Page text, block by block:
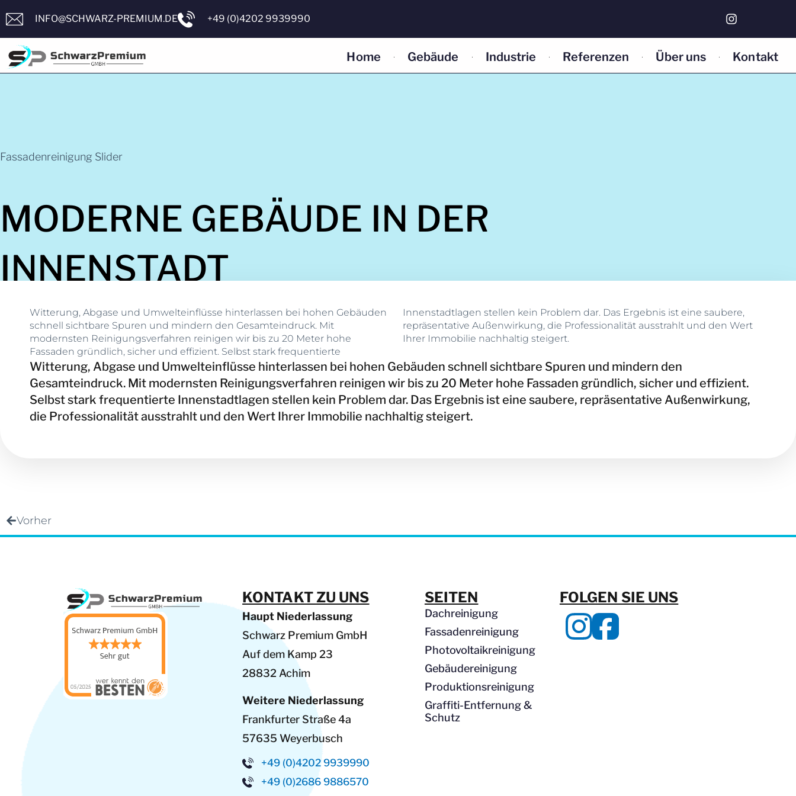
INFO@SCHWARZ-PREMIUM.DE +49 (0)4202 9939990
Home Gebäude Industrie Referenzen Über uns Kontakt
Fassadenreinigung Slider
MODERNE GEBÄUDE IN DER
INNENSTADT
Witterung, Abgase und Umwelteinflüsse hinterlassen bei hohen Gebäuden
schnell sichtbare Spuren und mindern den Gesamteindruck. Mit
modernsten Reinigungsverfahren reinigen wir bis zu 20 Meter hohe
Fassaden gründlich, sicher und effizient. Selbst stark frequentierte
Innenstadtlagen stellen kein Problem dar. Das Ergebnis ist eine saubere,
repräsentative Außenwirkung, die Professionalität ausstrahlt und den Wert
Ihrer Immobilie nachhaltig steigert.
Witterung, Abgase und Umwelteinflüsse hinterlassen bei hohen Gebäuden schnell sichtbare Spuren und mindern den
Gesamteindruck. Mit modernsten Reinigungsverfahren reinigen wir bis zu 20 Meter hohe Fassaden gründlich, sicher und effizient.
Selbst stark frequentierte Innenstadtlagen stellen kein Problem dar. Das Ergebnis ist eine saubere, repräsentative Außenwirkung,
die Professionalität ausstrahlt und den Wert Ihrer Immobilie nachhaltig steigert.
Vorher
KONTAKT ZU UNS
Haupt Niederlassung
Schwarz Premium GmbH
Auf dem Kamp 23
28832 Achim
Weitere Niederlassung
Frankfurter Straße 4a
57635 Weyerbusch
+49 (0)4202 9939990
+49 (0)2686 9886570
SEITEN
Dachreinigung
Fassadenreinigung
Photovoltaikreinigung
Gebäudereinigung
Produktionsreinigung
Graffiti-Entfernung &
Schutz
FOLGEN SIE UNS